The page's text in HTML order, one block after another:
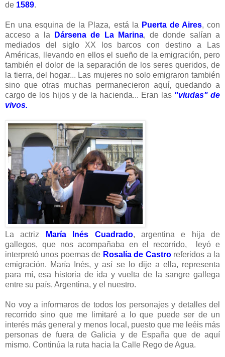
de 1589.
En una esquina de la Plaza, está la Puerta de Aires, con
acceso a la
Dársena de La Marina, de donde salían a
mediados del siglo XX los barcos con destino a Las
Américas, llevando en ellos el sueño de la emigración, pero
también el dolor de la separación de los seres queridos, de
la tierra, del hogar... Las mujeres no solo emigraron también
sino que otras muchas permanecieron aquí, quedando a
cargo de los hijos y de la hacienda... Eran las "viudas" de
vivos.
La actriz María Inés Cuadrado, argentina e hija de
gallegos, que nos acompañaba en el recorrido, leyó e
interpretó unos poemas de Rosalía de Castro referidos a la
emigración. María Inés, y así se lo dije a ella, representa
para mí, esa historia de ida y vuelta de la sangre gallega
entre su país, Argentina, y el nuestro.
No voy a informaros de todos los personajes y detalles del
recorrido sino que me limitaré a lo que puede ser de un
interés más general y menos local, puesto que me leéis más
personas de fuera de Galicia y de España que de aquí
mismo. Continúa la ruta hacia la Calle Rego de Agua.